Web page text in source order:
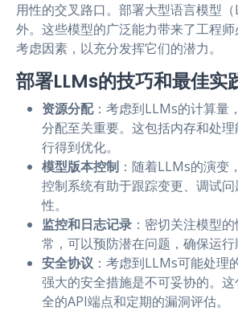
用性的交叉路口。部署大型语言模型
外。这些模型的广泛能力带来了工程
考虑因素，以充分发挥它们的潜力。
部署LLMs的技巧和最佳实
资源分配：考虑到LLMs的计算量
分配至关重要。这包括内存和处
行得到优化。
模型版本控制 ：随着LLMs的演变
控制系统有助于跟踪变更、调试
性。
监控和日志记录 ：密切关注模型
常，可以预防潜在问题，确保运行
安全协议 ：考虑到LLMs可能处理
强大的安全措施是不可妥协的。
全的API端点和定期的漏洞评估。